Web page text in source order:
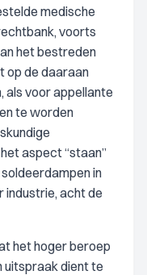
medische
voorts
het bestreden
op de daaraan
als voor appellante
te worden
aspect “staan”
in
acht de
het hoger beroep
uitspraak dient te